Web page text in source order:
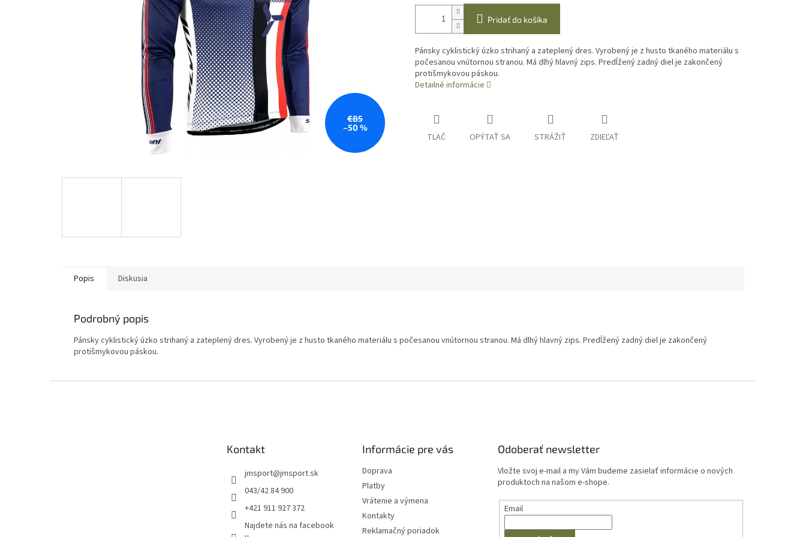
€85
–50 %
Pridať do košíka
Pánsky cyklistický úzko strihaný a zateplený dres. Vyrobený je z husto tkaného materiálu s
počesanou vnútornou stranou. Má dlhý hlavný zips. Predĺžený zadný diel je zakončený
protišmykovou páskou.
Detailné informácie
TLAČ OPÝTAŤ SA STRÁŽIŤ ZDIEĽAŤ
Popis Diskusia
Podrobný popis
Pánsky cyklistický úzko strihaný a zateplený dres. Vyrobený je z husto tkaného materiálu s počesanou vnútornou stranou. Má dlhý hlavný zips. Predĺžený zadný diel je zakončený
protišmykovou páskou.
Kontakt
jmsport@jmsport.sk
043/42 84 900
+421 911 927 372
Najdete nás na facebook
Informácie pre vás
Doprava
Platby
Vrátenie a výmena
Kontakty
Reklamačný poriadok
Odoberať newsletter
Vložte svoj e-mail a my Vám budeme zasielať informácie o nových
produktoch na našom e-shope.
Email